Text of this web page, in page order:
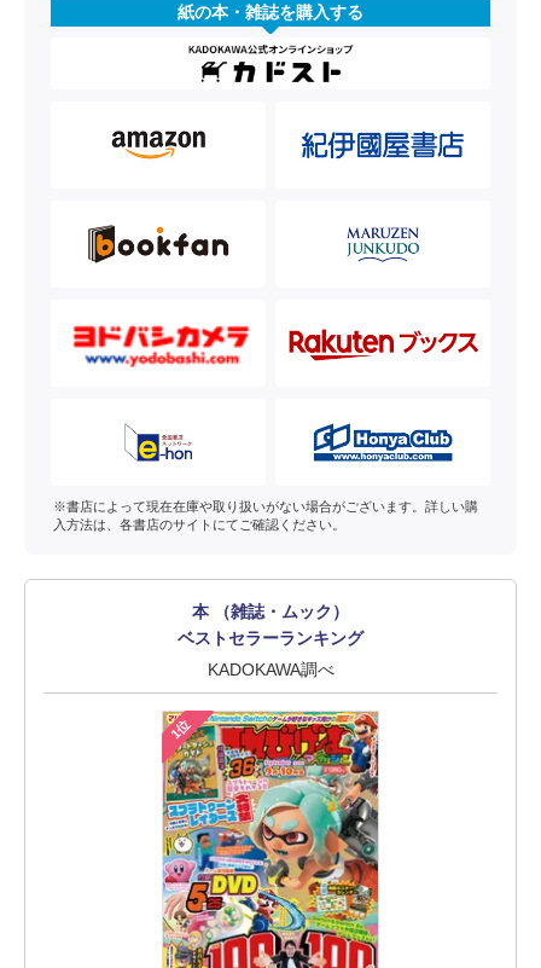
紙の本・雑誌を購入する
※書店によって現在在庫や取り扱いがない場合がございます。詳しい購
入方法は、各書店のサイトにてご確認ください。
本 （雑誌・ムック）
ベストセラーランキング
KADOKAWA調べ
1位